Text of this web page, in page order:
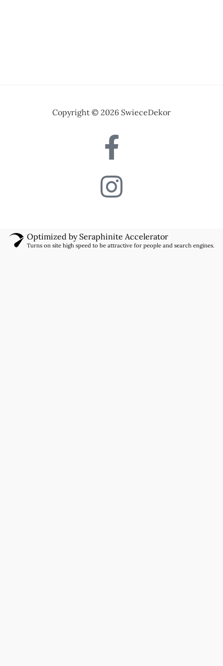
Copyright © 2026 SwieceDekor
Optimized by Seraphinite Accelerator
Turns on site high speed to be attractive for people and search engines.